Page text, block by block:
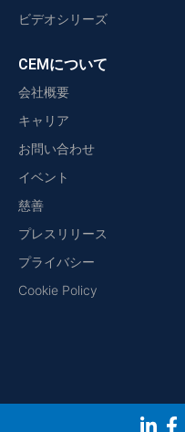
ビデオシリーズ
CEMについて
会社概要
キャリア
お問い合わせ
イベント
慈善
プレスリリース
プライバシー
Cookie Policy